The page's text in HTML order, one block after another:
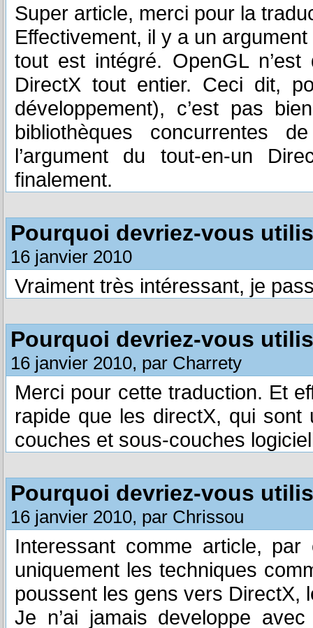
Super article, merci pour la
Effectivement, il y a un
tout est intégré. OpenGL
DirectX tout entier. Ceci dit,
développement), c’est pas
bibliothèques concurrentes
l’argument du tout-en-un
finalement.
Pourquoi devriez-vous
16 janvier 2010
Vraiment très intéressant, je
Pourquoi devriez-vous
16 janvier 2010, par Charrety
Merci pour cette traduction. Et
rapide que les directX, qui
couches et sous-couches
Pourquoi devriez-vous
16 janvier 2010, par Chrissou
Interessant comme article,
uniquement les techniques
poussent les gens vers DirectX,
Je n’ai jamais developpe